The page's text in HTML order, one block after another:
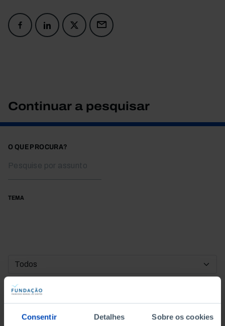
Consentir Detalhes Sobre os cookies
Continuar a pesquisar
O QUE PROCURA?
TEMA
DATA DE INÍCIO
DATA DE FIM